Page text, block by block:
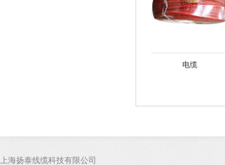
电缆
上海扬泰线缆科技有限公司